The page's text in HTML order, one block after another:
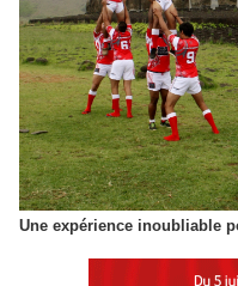
Une expérience inoubliable